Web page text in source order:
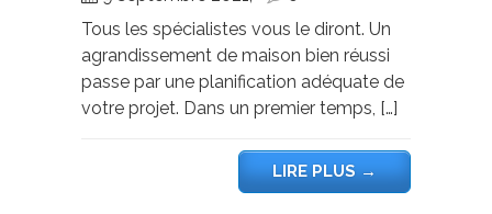
Tous les spécialistes vous le diront. Un
agrandissement de maison bien réussi
passe par une planification adéquate de
votre projet. Dans un premier temps, […]
LIRE PLUS→